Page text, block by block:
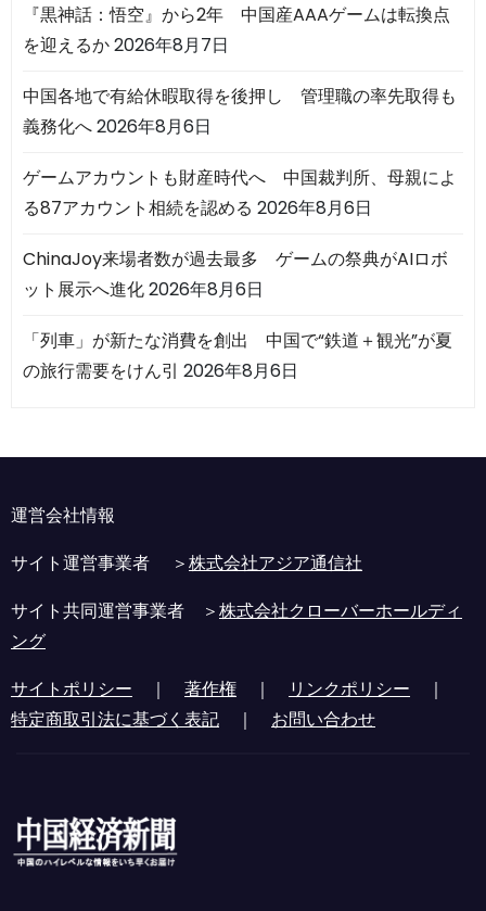
『黒神話：悟空』から2年 中国産AAAゲームは転換点
を迎えるか2026年8月7日
中国各地で有給休暇取得を後押し 管理職の率先取得も
義務化へ2026年8月6日
ゲームアカウントも財産時代へ 中国裁判所、母親によ
る87アカウント相続を認める 2026年8月6日
ChinaJoy来場者数が過去最多 ゲームの祭典がAIロボ
ット展示へ進化2026年8月6日
「列車」が新たな消費を創出 中国で“鉄道＋観光”が夏
の旅行需要をけん引 2026年8月6日
運営会社情報
サイト運営事業者 ＞株式会社アジア通信社
サイト共同運営事業者 ＞株式会社クローバーホールディ
ング
サイトポリシー ｜ 著作権 ｜ リンクポリシー ｜
特定商取引法に基づく表記 ｜ お問い合わせ